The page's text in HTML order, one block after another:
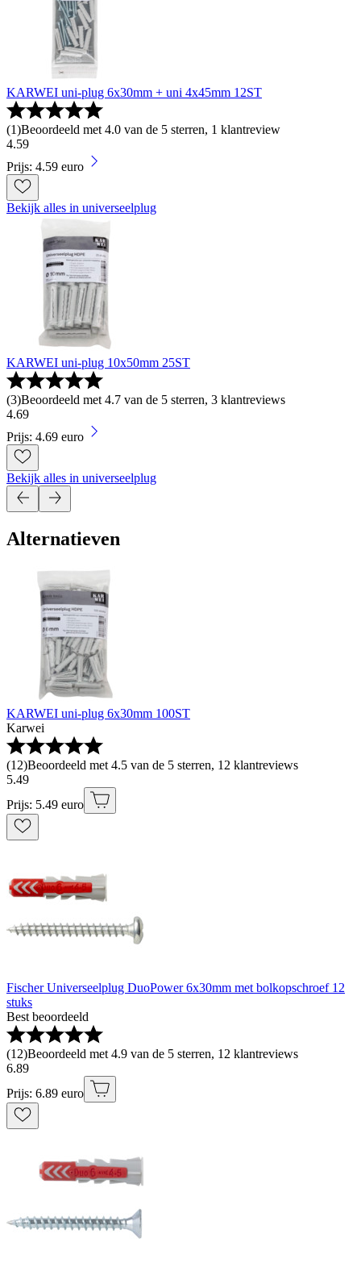
KARWEI uni-plug 6x30mm + uni 4x45mm 12ST
(1)Beoordeeld met 4.0 van de 5 sterren, 1 klantreview
4.59
Prijs: 4.59 euro
Bekijk alles in universeelplug
KARWEI uni-plug 10x50mm 25ST
(3)Beoordeeld met 4.7 van de 5 sterren, 3 klantreviews
4.69
Prijs: 4.69 euro
Bekijk alles in universeelplug
Alternatieven
KARWEI uni-plug 6x30mm 100ST
Karwei
(12)Beoordeeld met 4.5 van de 5 sterren, 12 klantreviews
5.49
Prijs: 5.49 euro
Fischer Universeelplug DuoPower 6x30mm met bolkopschroef 12
stuks
Best beoordeeld
(12)Beoordeeld met 4.9 van de 5 sterren, 12 klantreviews
6.89
Prijs: 6.89 euro